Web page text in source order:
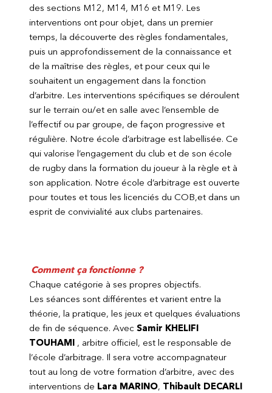
des sections M12, M14, M16 et M19. Les
interventions ont pour objet, dans un premier
temps, la découverte des règles fondamentales,
puis un approfondissement de la connaissance et
de la maîtrise des règles, et pour ceux qui le
souhaitent un engagement dans la fonction
d’arbitre. Les interventions spécifiques se déroulent
sur le terrain ou/et en salle avec l’ensemble de
l’effectif ou par groupe, de façon progressive et
régulière. Notre école d’arbitrage est labellisée. Ce
qui valorise l’engagement du club et de son école
de rugby dans la formation du joueur à la règle et à
son application. Notre école d’arbitrage est ouverte
pour toutes et tous les licenciés du COB,et dans un
esprit de convivialité aux clubs partenaires.
Comment ça fonctionne ?
Chaque catégorie à ses propres objectifs.
Les séances sont différentes et varient entre la
théorie, la pratique, les jeux et quelques évaluations
de fin de séquence. AvecSamir KHELIFI
TOUHAMI , arbitre officiel, est le responsable de
l’école d’arbitrage. Il sera votre accompagnateur
tout au long de votre formation d’arbitre, avec des
interventions de Lara MARINO, Thibault DECARLI